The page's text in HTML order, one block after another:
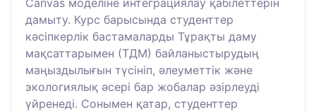
дамыту. Курс барысында студенттер
кәсіпкерлік бастамаларды Тұрақты даму
мақсаттарымен (ТДМ) байланыстырудың
маңыздылығын түсініп, әлеуметтік және
экологиялық әсері бар жобалар әзірлеуді
үйренеді. Сонымен қатар, студенттер